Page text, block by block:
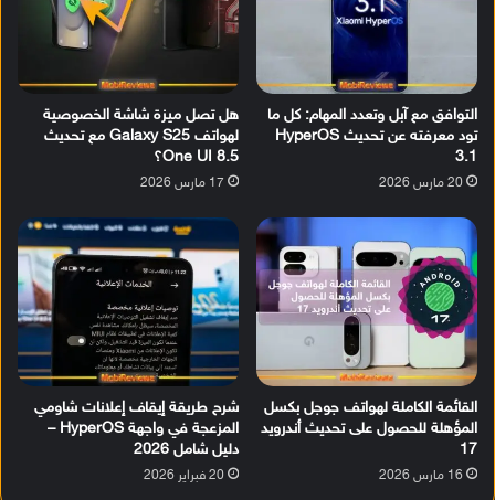
التوافق مع آبل وتعدد المهام: كل ما
تود معرفته عن تحديث HyperOS
3.1
20 مارس 2026
هل تصل ميزة شاشة الخصوصية
لهواتف Galaxy S25 مع تحديث
One UI 8.5؟
17 مارس 2026
القائمة الكاملة لهواتف جوجل بكسل
المؤهلة للحصول على تحديث أندرويد
17
16 مارس 2026
شرح طريقة إيقاف إعلانات شاومي
المزعجة في واجهة HyperOS –
دليل شامل 2026
20 فبراير 2026